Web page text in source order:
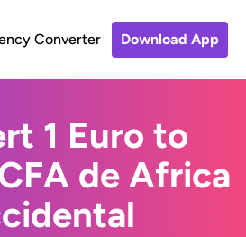
Converter Download App
1 Euro to
de Africa